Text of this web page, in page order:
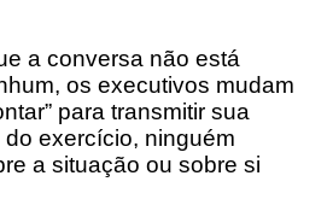
a conversa não está
os executivos mudam
para transmitir sua
exercício, ninguém
a situação ou sobre si